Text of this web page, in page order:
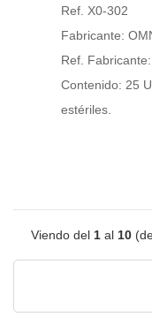
Ref. X0-302
Fabricante:
Ref.
Contenido: 25
estériles.
Viendo del 1 al 10